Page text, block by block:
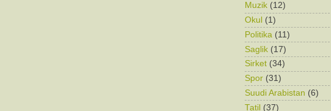
Muzik (12)
Okul (1)
Politika (11)
Saglik (17)
Sirket (34)
Spor (31)
Suudi Arabistan (6)
Tatil (37)